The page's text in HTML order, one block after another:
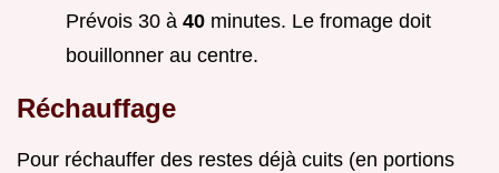
Prévois 30 à 40 minutes. Le fromage doit
bouillonner au centre.
Réchauffage
Pour réchauffer des restes déjà cuits (en portions